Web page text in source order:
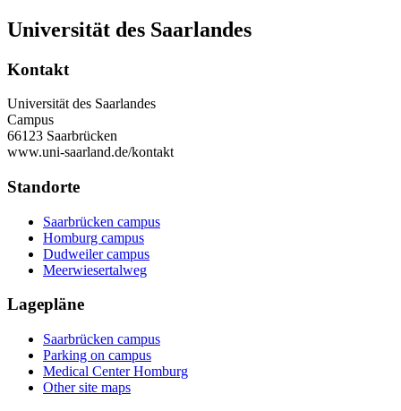
Universität des Saarlandes
Kontakt
Universität des Saarlandes
Campus
66123 Saarbrücken
www.uni-saarland.de/kontakt
Standorte
Saarbrücken campus
Homburg campus
Dudweiler campus
Meerwiesertalweg
Lagepläne
Saarbrücken campus
Parking on campus
Medical Center Homburg
Other site maps